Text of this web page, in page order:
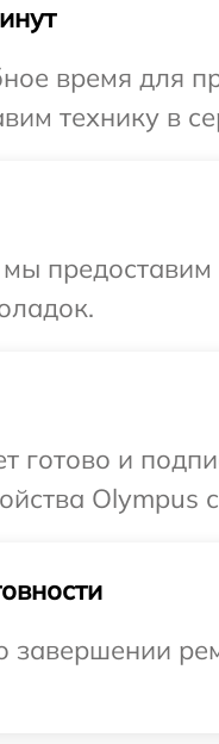
время для
технику в
готово и
Olympus